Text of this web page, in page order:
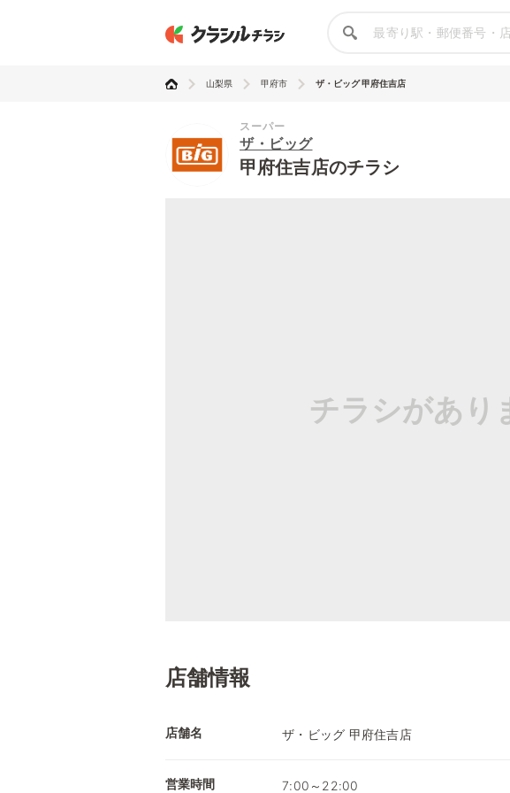
山梨県 甲府市 ザ・ビッグ 甲府住吉店
スーパー
ザ・ビッグ
甲府住吉店のチラシ
チラシがあり
店舗情報
店舗名 ザ・ビッグ 甲府住吉店
営業時間 7:00～22:00